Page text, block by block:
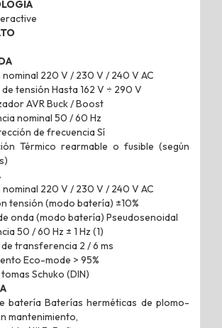
nominal 220 V / 230 V / 240 V AC
tensión Hasta 162 V ÷ 290 V
AVR Buck / Boost
nominal 50 / 60 Hz
de frecuencia Sí
Térmico rearmable o fusible (según
nominal 220 V / 230 V / 240 V AC
tensión (modo batería) ±10%
onda (modo batería) Pseudosenoidal
50 / 60 Hz ± 1 Hz (1)
transferencia 2 / 6 ms
Eco-mode > 95%
Schuko (DIN)
batería Baterías herméticas de plomo-
mantenimiento,